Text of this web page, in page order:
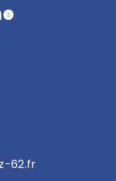
62.fr